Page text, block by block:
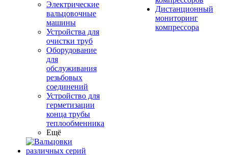
Электрические
вальцовочные
машины
Устройства для
очистки труб
Оборудование
для
обслуживания
резьбовых
соединений
Устройство для
герметизации
конца трубы
теплообменника
Ещё
Дистанционный
мониторинг
компрессора